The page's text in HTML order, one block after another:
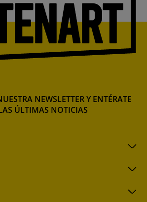
NEWSLETTER Y ENTÉRATE
ÚLTIMAS NOTICIAS